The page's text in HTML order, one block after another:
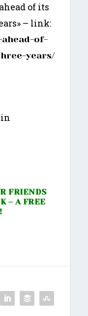
of its
– link:
of-
years/
FRIENDS
– A FREE